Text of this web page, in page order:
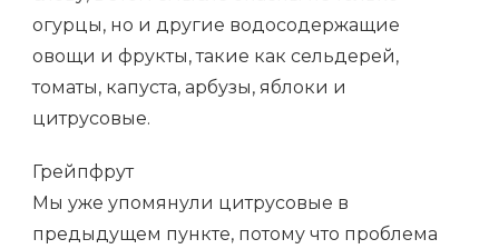
огурцы, но и другие водосодержащие
овощи и фрукты, такие как сельдерей,
томаты, капуста, арбузы, яблоки и
цитрусовые.
Грейпфрут
Мы уже упомянули цитрусовые в
предыдущем пункте, потому что проблема